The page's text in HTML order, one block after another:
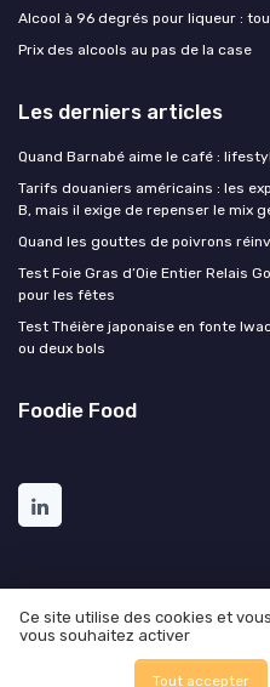
Alcool à 96 degrés pour liqueur :
Prix des alcools au pas de la case
Les derniers articles
Quand Barnabé aime le café :
Tarifs douaniers américains : les
B, mais il exige de repenser le mix
Quand les gouttes de poivrons
Test Foie Gras d’Oie Entier Relais
pour les fêtes
Test Théière japonaise en fonte
ou deux bols
Foodie Food
Mentions légales
© Foodie
Ce site utilise des cookies et
vous souhaitez activer
Tout accepter